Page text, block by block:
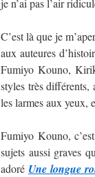
je n’ai pas l’air
C’est là que je
aux auteures
Fumiyo Kouno,
styles très différents,
les larmes aux yeux,
Fumiyo Kouno,
sujets aussi graves
adoré Une longue